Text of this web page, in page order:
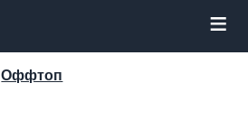
≡
Оффтоп